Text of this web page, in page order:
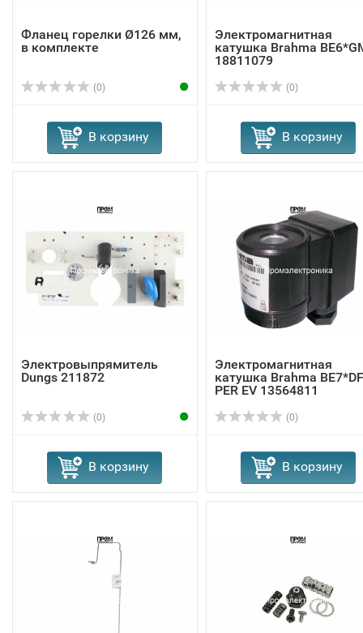
Фланец горелки Ø126 мм,
в комплекте
(0)
В корзину
Электромагнитная
катушка Brahma
18811079
(0)
В корзину
Электровыпрямитель
Dungs 211872
(0)
В корзину
Электромагнитная
катушка Brahma
PER EV 13564811
(0)
В корзину